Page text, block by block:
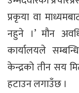
प्रकृया वा
नहुने ।’ मौन
कार्यालयले
केन्द्रको तीन सय
हटाउन लगाउँछ ।